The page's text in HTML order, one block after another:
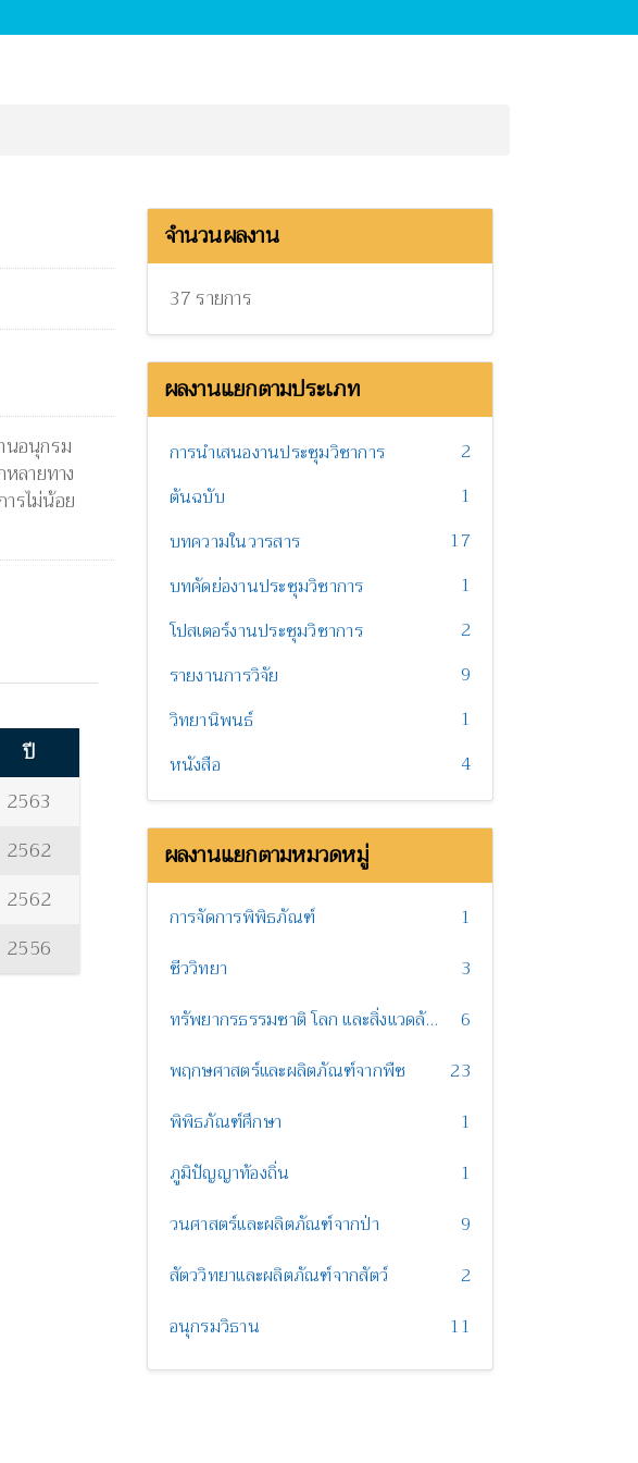
นอนุกรม
ลายทาง
รไม่น้อย
ปี
2563
2562
2562
2556
จำนวนผลงาน
37 รายการ
ผลงานแยกตามประเภท
การนำเสนองานประชุมวิชาการ
2
ต้นฉบับ
1
บทความในวารสาร
17
บทคัดย่องานประชุมวิชาการ
1
โปสเตอร์งานประชุมวิชาการ
2
รายงานการวิจัย
9
วิทยานิพนธ์
1
หนังสือ
4
ผลงานแยกตามหมวดหมู่
การจัดการพิพิธภัณฑ์
1
ชีววิทยา
3
ทรัพยากรธรรมชาติ โลก และสิ่งแวดล้อม
6
พฤกษศาสตร์และผลิตภัณฑ์จากพืช
23
พิพิธภัณฑ์ศึกษา
1
ภูมิปัญญาท้องถิ่น
1
วนศาสตร์และผลิตภัณฑ์จากป่า
9
สัตววิทยาและผลิตภัณฑ์จากสัตว์
2
อนุกรมวิธาน
11